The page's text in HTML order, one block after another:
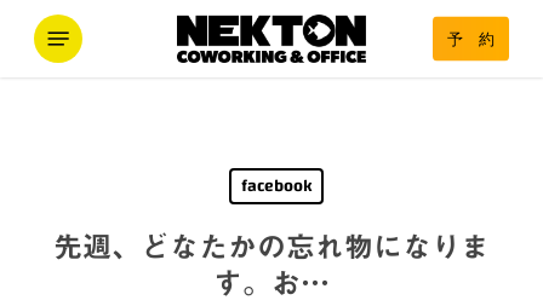
予 約
Menu
facebook
先週、どなたかの忘れ物になりま
す。お…